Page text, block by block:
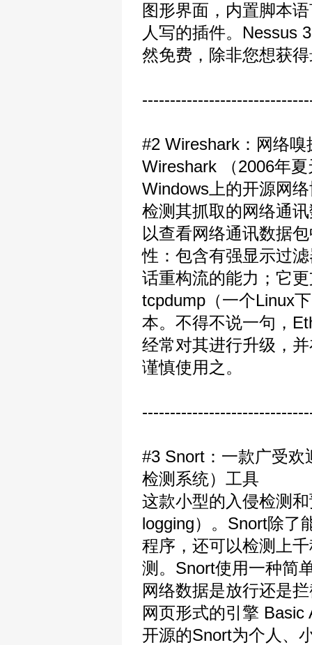
图形界面，内置脚本
人写的插件。Nessus
然免费，除非您想获
#2 Wireshark：网络嗅
Wireshark （2006年
Windows上的开源网
检测其抓取的网络通
以查看网络通讯数据
性：包含有强显示过
话重构流的能力；它
tcpdump（一个Linux
本。不得不说一句，
经常对其进行升级，
谨慎使用之。
#3 Snort：一款广受
检测系统）工具
这款小型的入侵检测
logging）。Snort除了
程序，还可以检测上
测。Snort使用一种简
网络数据是放行还是
网页形式的引擎
开源的Snort为个人、